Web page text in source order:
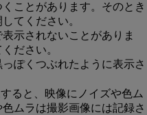
ことがあります。そのとき
てください。
示されないことがありま
ださい。
ぽくつぶれたように表示さ
ると、映像にノイズや色ム
ムラは撮影画像には記録さ